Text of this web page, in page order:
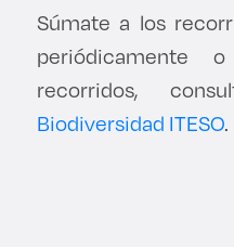
Súmate a los
periódicamente
recorridos,
Biodiversidad ITESO.